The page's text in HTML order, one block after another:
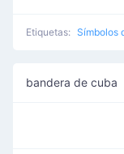
Etiquetas: Símbolos
bandera de cuba